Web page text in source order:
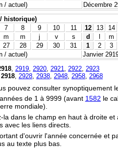
/ actuel)
Décembre
historique)
7 8 9 10 11 12 13 14
m m j v s d l m
27 28 29 30 31 1 2 3
/ actuel)
Janvier
2919 2920 2921 2922 2923
2918 2928 2938 2948 2958 2968
pouvez consulter synoptiquement
de 1 à 9999 (avant 1582 le
mondiale).
dans le champ en haut à droite
avec les liens directs.
d'ouvrir l'année concernée et
au texte plus bas.